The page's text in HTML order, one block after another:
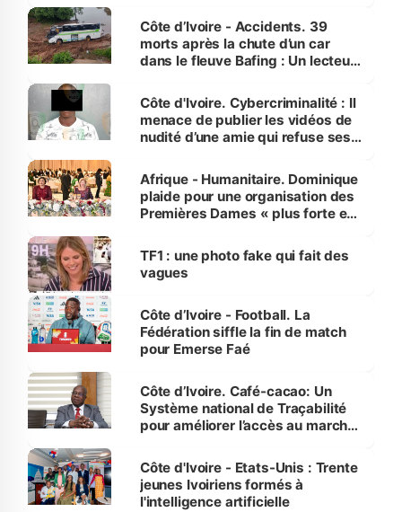
Côte d’Ivoire - Accidents. 39
morts après la chute d’un car
dans le fleuve Bafing : Un lecteur
des Transports
Côte d'Ivoire. Cybercriminalité : Il
menace de publier les vidéos de
nudité d’une amie qui refuse ses
Afrique - Humanitaire. Dominique
plaide pour une organisation des
Premières Dames « plus forte et
sur la scène internationale »
TF1 : une photo fake qui fait des
vagues
Côte d’Ivoire - Football. La
Fédération siffle la fin de match
pour Emerse Faé
Côte d’Ivoire. Café-cacao: Un
Système national de Traçabilité
pour améliorer l’accès au marché
Côte d'Ivoire - Etats-Unis : Trente
jeunes Ivoiriens formés à
l'intelligence artificielle